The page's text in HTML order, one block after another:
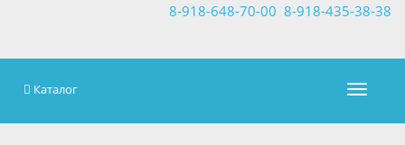
8-918-435-38-38
8-918-648-70-00
Каталог